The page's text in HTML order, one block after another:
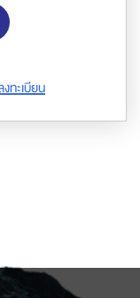
ทะเบียน